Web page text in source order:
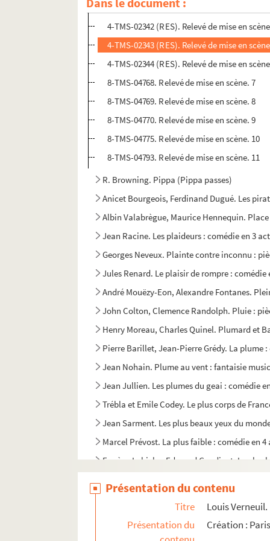
4-TMS-02341 (RES). Relevé de mise en
4-TMS-02342 (RES). Relevé de mise en
4-TMS-02343 (RES). Relevé de mise en
4-TMS-02344 (RES). Relevé de mise en
8-TMS-04768. Relevé de mise en scène. 7
8-TMS-04769. Relevé de mise en scène. 8
8-TMS-04770. Relevé de mise en scène. 9
8-TMS-04775. Relevé de mise en scène. 10
8-TMS-04793. Relevé de mise en scène. 11
R. Browning. Pippa (Pippa passes)
Anicet Bourgeois, Ferdinand Dugué. Les
Albin Valabrègue, Maurice Hennequin.
Jean Racine. Les plaideurs : comédie en 3
Georges Neveux. Plainte contre inconnu :
Jules Renard. Le plaisir de rompre : comédie
André Mouëzy-Eon, Alexandre Fontanes.
John Colton, Clemence Randolph. Pluie :
Henry Moreau, Charles Quinel. Plumard et
Pierre Barillet, Jean-Pierre Grédy. La plume :
Jean Nohain. Plume au vent : fantaisie
Jean Jullien. Les plumes du geai : comédie
Trébla et Emile Codey. Le plus corps de
Jean Sarment. Les plus beaux yeux du
Marcel Prévost. La plus faible : comédie en 4
Eugène Labiche, Edmond Gondinet. Le plus
Yves Jamiaque : Point "H" : pièce en 2
Présentation du contenu
Titre
Louis
Présentation du
Création :